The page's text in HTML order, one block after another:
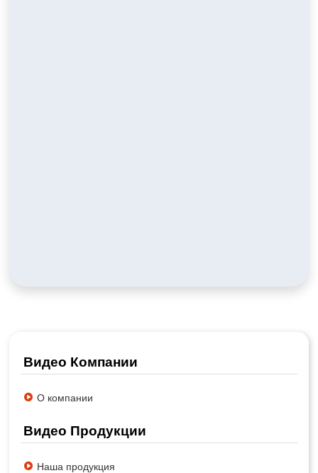
Видео Компании
О компании
Видео Продукции
Наша продукция